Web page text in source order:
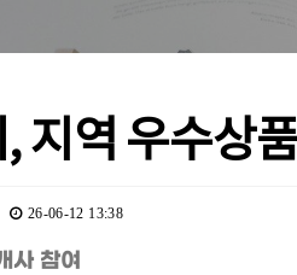
지역 우수상
26-06-12 13:38
사 참여